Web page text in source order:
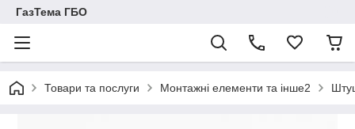
ГазТема ГБО
Товари та послуги Монтажні елементи та інше2